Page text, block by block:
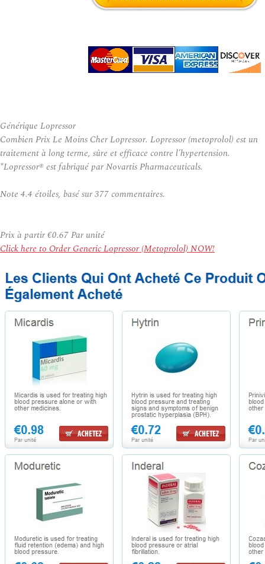
Générique Lopressor
Combien Prix Le Moins Cher Lopressor. Lopressor (metoprolol) est un
traitement à long terme, sûre et efficace contre l’hypertension.
*Lopressor® est fabriqué par Novartis Pharmaceuticals.
Note 4.4 étoiles, basé sur377commentaires.
Prix à partir€0.67Par unité
Click here to Order Generic Lopressor (Metoprolol) NOW!